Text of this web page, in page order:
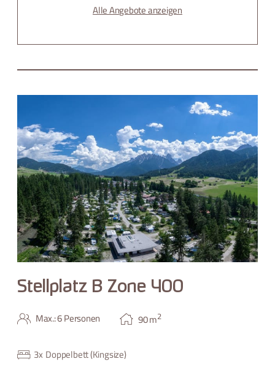
Alle Angebote anzeigen
Stellplatz B Zone 400
Max.: 6 Personen 90m2
3xDoppelbett (Kingsize)